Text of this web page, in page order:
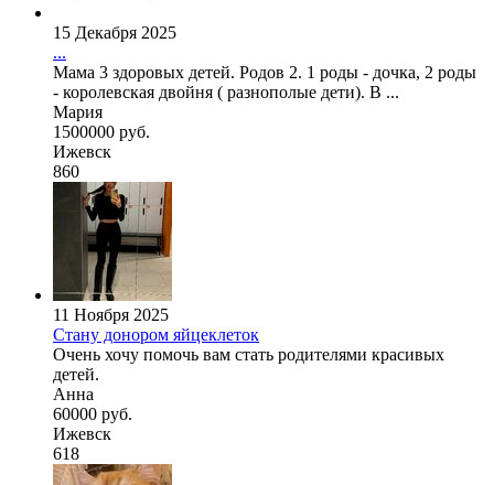
15 Декабря 2025
...
Мама 3 здоровых детей. Родов 2. 1 роды - дочка, 2 роды
- королевская двойня ( разнополые дети). В ...
Мария
1500000 руб.
Ижевск
860
11 Ноября 2025
Стану донором яйцеклеток
Очень хочу помочь вам стать родителями красивых
детей.
Анна
60000 руб.
Ижевск
618